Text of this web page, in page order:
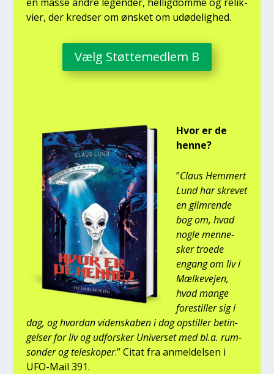
vi­er, der kred­ser om ønsket om udø­de­lig­hed.
Vælg Støt­te­med­lem B
Hvor er de
hen­ne?
”Claus Hem­mert
Lund har skre­vet
en glim­ren­de
bog om, hvad
nog­le men­ne­
sker tro­e­de
engang om liv i
Mæl­ke­vej­en,
hvad man­ge
fore­stil­ler sig i
dag, og hvor­dan viden­ska­ben i dag opstil­ler betin­
gel­ser for liv og udfor­sker Uni­ver­set med bl.a. rum­
son­der og telesko­per.” Citat fra anmel­del­sen i
UFO-Mail 391.